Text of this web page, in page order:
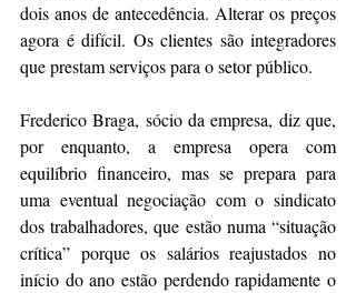
dois anos de antecedência. Alterar os preços
agora é difícil. Os clientes são integradores
que prestam serviços para o setor público.
Frederico Braga, sócio da empresa, diz que,
por enquanto, a empresa opera com
equilíbrio financeiro, mas se prepara para
uma eventual negociação com o sindicato
dos trabalhadores, que estão numa “situação
crítica” porque os salários reajustados no
início do ano estão perdendo rapidamente o